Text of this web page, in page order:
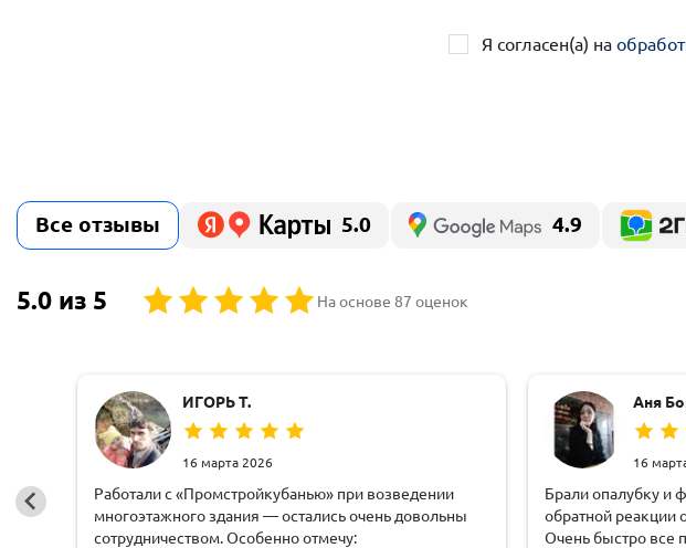
Я согласен(а) на
Все отзывы 5.0 4.9
5.0 из 5 На основе 87 оценок
ИГОРЬ Т.
16 марта 2026
Работали с «Промстройкубанью» при возведении
многоэтажного здания — остались очень довольны
сотрудничеством. Особенно отмечу:
Аня
16
Брали опалубку и
обратной реакции
Очень быстро все